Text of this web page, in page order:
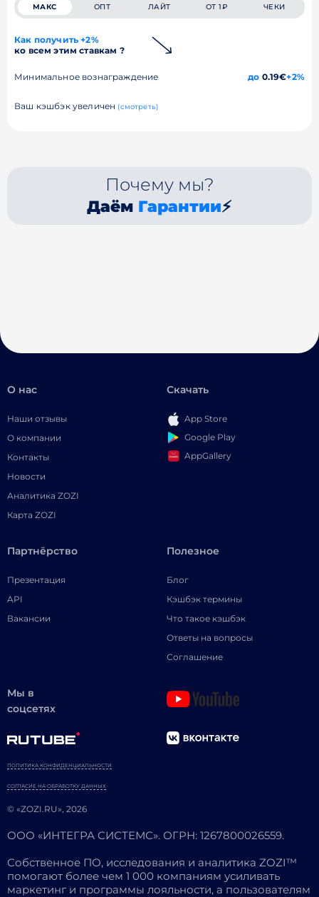
МАКС ОПТ ЛАЙТ ОТ 1₽ ЧЕКИ
Как получить +2%
ко всем этим ставкам ?
Минимальное вознаграждение до 0.19€+2%
Ваш кэшбэк увеличен (смотреть)
Почему мы?
Даём Гарантии⚡
О нас
Наши отзывы
О компании
Контакты
Новости
Аналитика ZOZI
Карта ZOZI
Скачать
App Store
Google Play
AppGallery
Партнёрство
Презентация
API
Вакансии
Полезное
Блог
Кэшбэк термины
Что такое кэшбэк
Ответы на вопросы
Соглашение
Мы в
соцсетях
© «ZOZI.RU», 2026
ПОЛИТИКА КОНФИДЕНЦИАЛЬНОСТИ
СОГЛАСИЕ НА ОБРАБОТКУ ДАННЫХ
ООО «ИНТЕГРА СИСТЕМС». ОГРН: 1267800026559.
Собственное ПО, исследования и аналитика ZOZI™
помогают более чем 1 000 компаниям усиливать
маркетинг и программы лояльности, а пользователям